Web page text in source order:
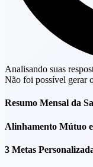
Analisando suas
Não foi possível gerar
Resumo Mensal da
Alinhamento Mútuo
3 Metas